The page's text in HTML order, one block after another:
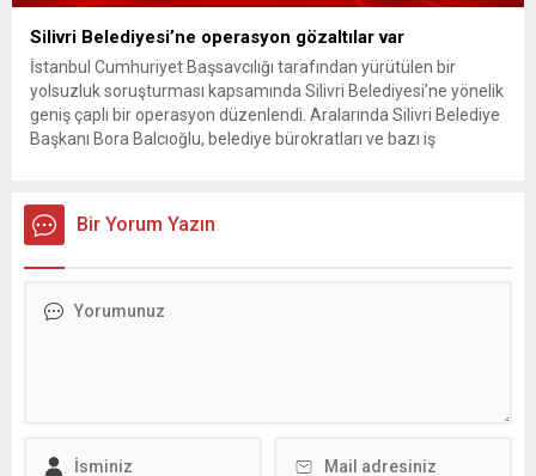
Silivri Belediyesi’ne operasyon gözaltılar var
İstanbul Cumhuriyet Başsavcılığı tarafından yürütülen bir
yolsuzluk soruşturması kapsamında Silivri Belediyesi’ne yönelik
geniş çaplı bir operasyon düzenlendi. Aralarında Silivri Belediye
Başkanı Bora Balcıoğlu, belediye bürokratları ve bazı iş
inceleme ve arama çalışmaları devam ediyor. İstanbul’da...
Bir Yorum Yazın